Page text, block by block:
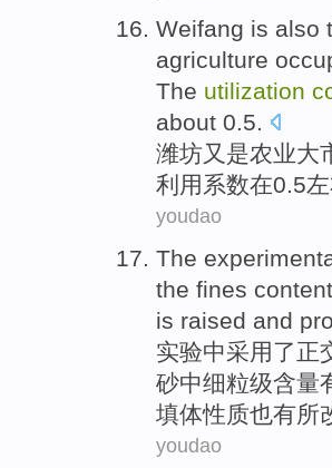
Weifang is also
agriculture
The utilization
about 0.5.
潍坊又是农业大
利用 系数在0.5
youdao
The
the fines content
is raised and
实验中采用了正
砂中细粒级含量
填体性质也有所
youdao